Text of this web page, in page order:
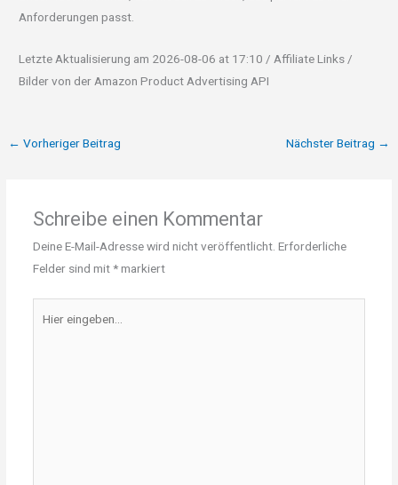
Anforderungen passt.
Letzte Aktualisierung am 2026-08-06 at 17:10 / Affiliate Links /
Bilder von der Amazon Product Advertising API
← Vorheriger Beitrag Nächster Beitrag →
Schreibe einen Kommentar
Deine E-Mail-Adresse wird nicht veröffentlicht. Erforderliche
Felder sind mit*markiert
eingeben…